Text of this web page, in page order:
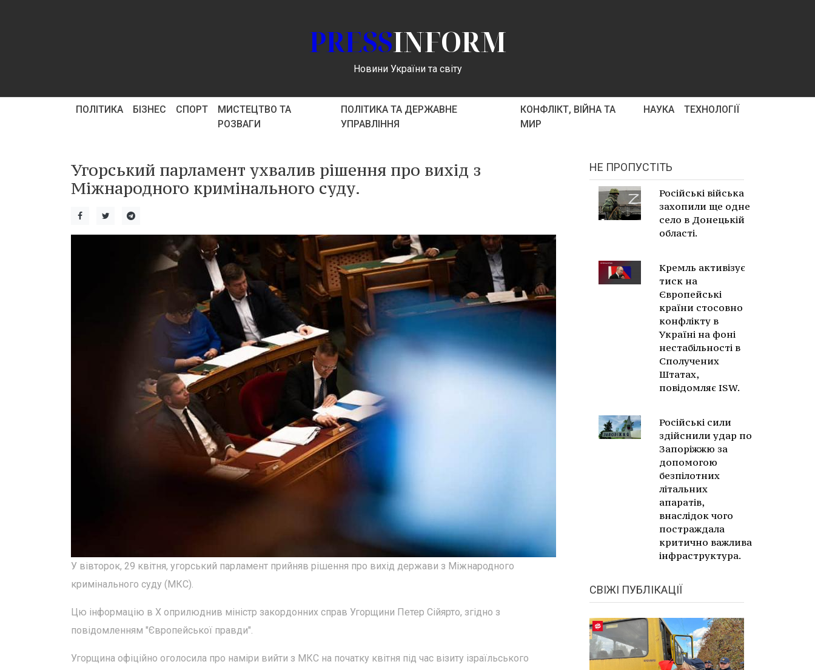
PRESSINFORM
Новини України та світу
ПОЛІТИКА БІЗНЕС СПОРТ
МИСТЕЦТВО ТА
РОЗВАГИ
ПОЛІТИКА ТА ДЕРЖАВНЕ
УПРАВЛІННЯ
КОНФЛІКТ, ВІЙНА ТА
МИР
НАУКА ТЕХНОЛОГІЇ
Угорський парламент ухвалив рішення про вихід з
Міжнародного кримінального суду.
У вівторок, 29 квітня, угорський парламент прийняв рішення про вихід держави з Міжнародного
кримінального суду (МКС).
Цю інформацію в Х оприлюднив міністр закордонних справ Угорщини Петер Сійярто, згідно з
повідомленням "Європейської правди".
Угорщина офіційно оголосила про наміри вийти з МКС на початку квітня під час візиту ізраїльського
НЕ ПРОПУСТІТЬ
Російські війська
захопили ще одне
село в Донецькій
області.
Кремль активізує
тиск на
Європейські
країни стосовно
конфлікту в
Україні на фоні
нестабільності в
Сполучених
Штатах,
повідомляє ISW.
Російські сили
здійснили удар по
Запоріжжю за
допомогою
безпілотних
літальних
апаратів,
внаслідок чого
постраждала
критично важлива
інфраструктура.
СВІЖІ ПУБЛІКАЦІЇ